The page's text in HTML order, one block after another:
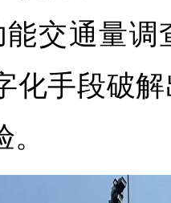
能交通量
化手段破